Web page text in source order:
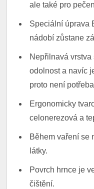
ale také pro
Speciální úprava
nádobí zůstane
Nepřilnavá
odolnost a navíc
proto není
Ergonomicky
celonerezová a
Během vaření se
látky.
Povrch hrnce je
čištění.